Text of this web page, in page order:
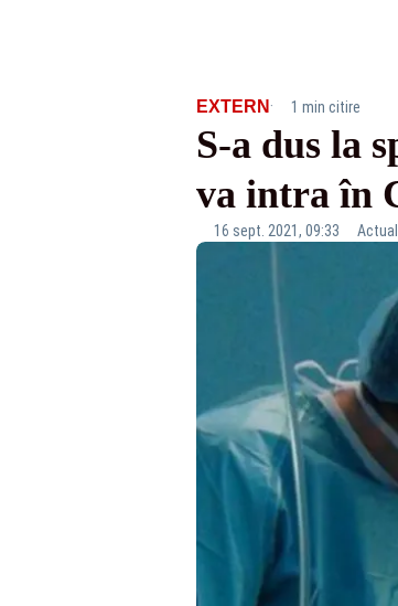
EXTERN · 1 min citire
S-a dus la
va intra în
16 sept. 2021, 09:33